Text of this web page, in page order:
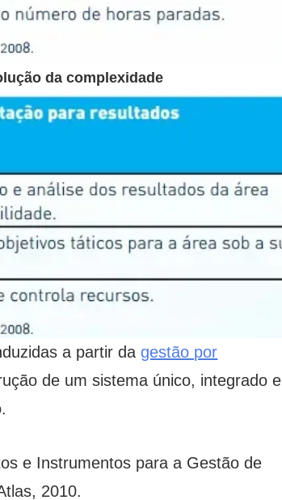
da complexidade
a partir dagestão por
de um sistema único, integrado e
e Instrumentos para a Gestão de
2010.